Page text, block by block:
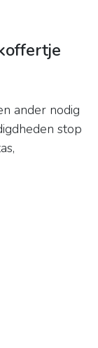
ander nodig
stop